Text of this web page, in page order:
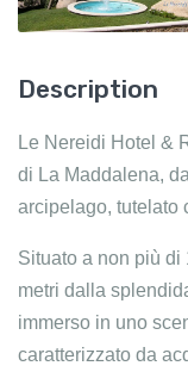
Description
Le Nereidi Hotel &
di La Maddalena,
arcipelago, tutelato
Situato a non più di
metri dalla
immerso in uno
caratterizzato da